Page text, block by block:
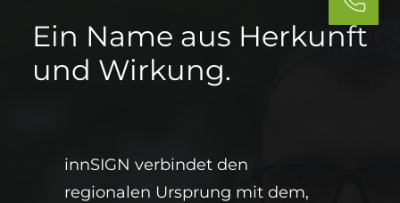
Ein Name aus Herkunft
und Wirkung.
innSIGN verbindet den
regionalen Ursprung mit dem,